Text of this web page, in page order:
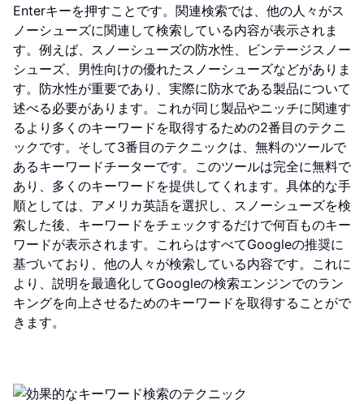
Enterキーを押すことです。関連検索では、他の人々がス
ノーシューズに関連して検索している内容が表示されま
す。例えば、スノーシューズの防水性、ビンテージスノー
シューズ、男性向けの優れたスノーシューズなどがありま
す。防水性が重要であり、実際に防水である製品について
述べる必要があります。これが同じ製品やニッチに関連す
るより多くのキーワードを取得するための2番目のテクニ
ックです。そして3番目のテクニックは、無料のツールで
あるキーワードチーターです。このツールは完全に無料で
あり、多くのキーワードを提供してくれます。具体的な手
順としては、アメリカ英語を選択し、スノーシューズを検
索した後、キーワードをチェックするだけで何百ものキー
ワードが表示されます。これらはすべてGoogleの推奨に
基づいており、他の人々が検索している内容です。これに
より、説明を最適化してGoogleの検索エンジンでのラン
キングを向上させるためのキーワードを取得することがで
きます。